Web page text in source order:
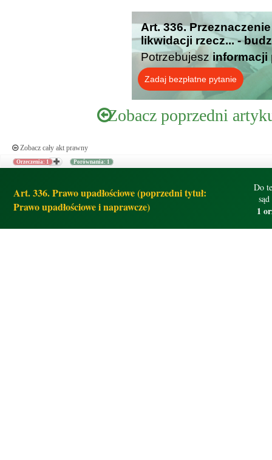
Art. 336.
likwidacji rzecz... -
Potrzebujesz informacji
Zadaj bezpłatne pytanie
Zobacz poprzedni
Zobacz cały akt prawny
Orzeczenia: 1 Porównania: 1
Art. 336. Prawo upadłościowe (poprzedni tytuł:
Prawo upadłościowe i naprawcze)
Do
1